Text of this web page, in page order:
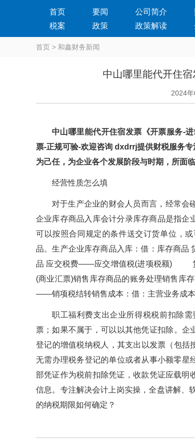
首页 要闻 公司简介
税案
政策 政策解读
首页 > 和鑫财务新闻
中山哪里能代开住
2024
中山哪里能代开住宿发票《开票服务-
票-正规可验-欢迎咨询 dxdrrj提供财税服务专
为己任，为企业各个发展阶段与时期，所
经营性质怎么填
对于生产企业的财会人员而言，经常会
企业库存商品入库会计分录库存商品是指企业
可以按照合同规定的条件送交订货单位
品。生产企业库存商品入库：借：库存
品 应交税费——应交增值税(进项税额) 贷
(商业汇票)销售库存商品的账务处理销售库存商
——销项税结转销售成本：借：主营业务
职工福利费支出企业所得税税前扣除需要
票；如果不属于，可以以其他凭证扣除
登记的增值税纳税人，其支出以发票（
无需办理税务登记的单位或者从事小额零星
部凭证作为税前扣除凭证，收款凭证应载明
信息。专注解决会计上岗实操，全盘讲解
的纳税期限如何确定？